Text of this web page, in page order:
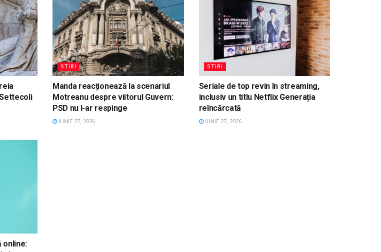
STIRI
Manda reacționează la scenariul
Motreanu despre viitorul Guvern:
PSD nu l-ar respinge
IUNIE 27, 2026
STIRI
Seriale de top revin în streaming,
inclusiv un titlu Netflix Generația
reîncărcată
IUNIE 27, 2026
online: